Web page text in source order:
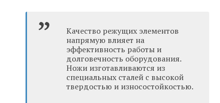
Качество режущих элементов
напрямую влияет на
эффективность работы и
долговечность оборудования.
Ножи изготавливаются из
специальных сталей с высокой
твердостью и износостойкостью.